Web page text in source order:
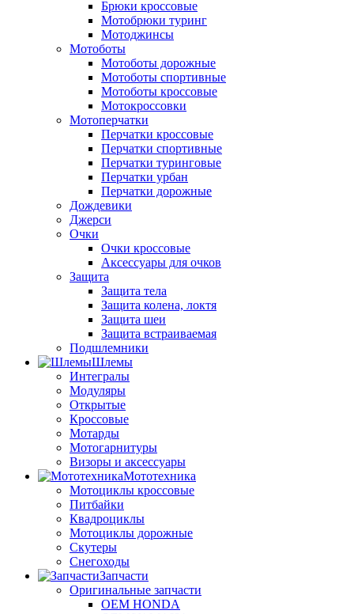
Брюки кроссовые
Мотобрюки туринг
Мотоджинсы
Мотоботы
Мотоботы дорожные
Мотоботы спортивные
Мотоботы кроссовые
Мотокроссовки
Мотоперчатки
Перчатки кроссовые
Перчатки спортивные
Перчатки туринговые
Перчатки урбан
Перчатки дорожные
Дождевики
Джерси
Очки
Очки кроссовые
Аксессуары для очков
Защита
Защита тела
Защита колена, локтя
Защита шеи
Защита встраиваемая
Подшлемники
Шлемы
Интегралы
Модуляры
Открытые
Кроссовые
Мотарды
Мотогарнитуры
Визоры и аксессуары
Мототехника
Мотоциклы кроссовые
Питбайки
Квадроциклы
Мотоциклы дорожные
Скутеры
Снегоходы
Запчасти
Оригинальные запчасти
OEM HONDA